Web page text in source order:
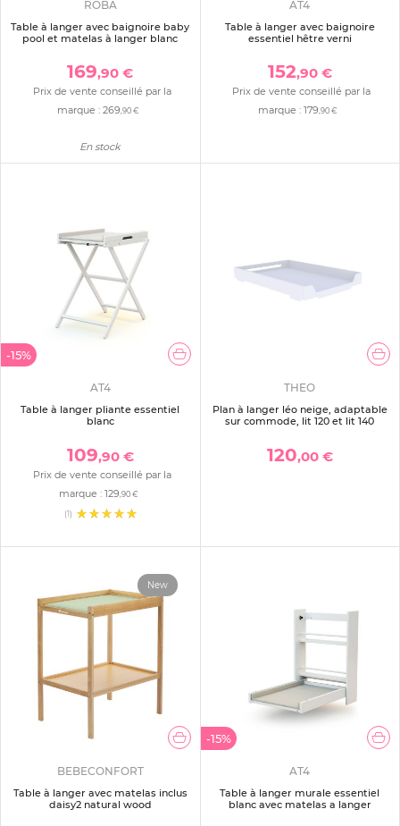
ROBA
Table à langer avec baignoire baby
pool et matelas à langer blanc
169,90 €
Prix de vente conseillé par la
marque :269,90 €
En stock
AT4
Table à langer avec baignoire
essentiel hêtre verni
152,90 €
Prix de vente conseillé par la
marque :179,90 €
-15%
AT4
Table à langer pliante essentiel
blanc
109,90 €
Prix de vente conseillé par la
marque : 129 ,90 €
(1)
THEO
Plan à langer léo neige, adaptable
sur commode, lit 120 et lit 140
120,00 €
New
BEBECONFORT
Table à langer avec matelas inclus
daisy2 natural wood
-15%
AT4
Table à langer murale essentiel
blanc avec matelas a langer